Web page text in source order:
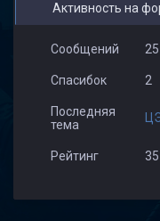
Активность на
Сообщений 25
Спасибок 2
Последняя
тема
Рейтинг 35